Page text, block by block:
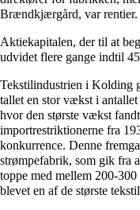
Brændkjærgård, var rentier.
Aktiekapitalen, der til at
udvidet flere gange indtil
Tekstilindustrien i Kolding
tallet en stor vækst i
hvor den største vækst
importrestriktionerne fra
konkurrence. Denne
strømpefabrik, som gik fra
toppe med mellem 200-
blevet en af de største